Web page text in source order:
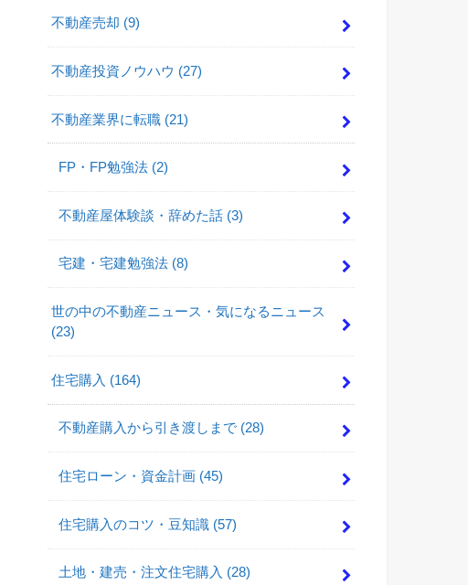
不動産売却 (9)
不動産投資ノウハウ (27)
不動産業界に転職 (21)
FP・FP勉強法 (2)
不動産屋体験談・辞めた話 (3)
宅建・宅建勉強法 (8)
世の中の不動産ニュース・気になるニュース
(23)
住宅購入 (164)
不動産購入から引き渡しまで (28)
住宅ローン・資金計画 (45)
住宅購入のコツ・豆知識 (57)
土地・建売・注文住宅購入 (28)